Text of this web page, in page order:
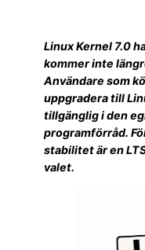
Linux Kernel 7.0
kommer inte
Användare som
uppgradera till
tillgänglig i den
programförråd.
stabilitet är en
valet.